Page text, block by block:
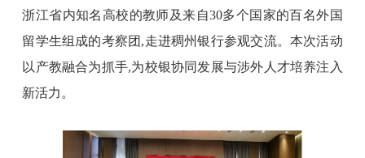
浙江省内知名高校的教师及来自30多个国家的百名外国
留学生组成的考察团,走进稠州银行参观交流。本次活动
以产教融合为抓手,为校银协同发展与涉外人才培养注入
新活力。